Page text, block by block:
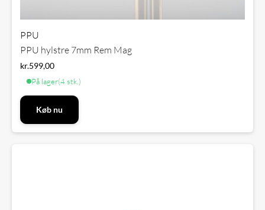
PPU
PPU hylstre 7mm Rem Mag
kr.599,00
På lager(4 stk.)
Køb nu